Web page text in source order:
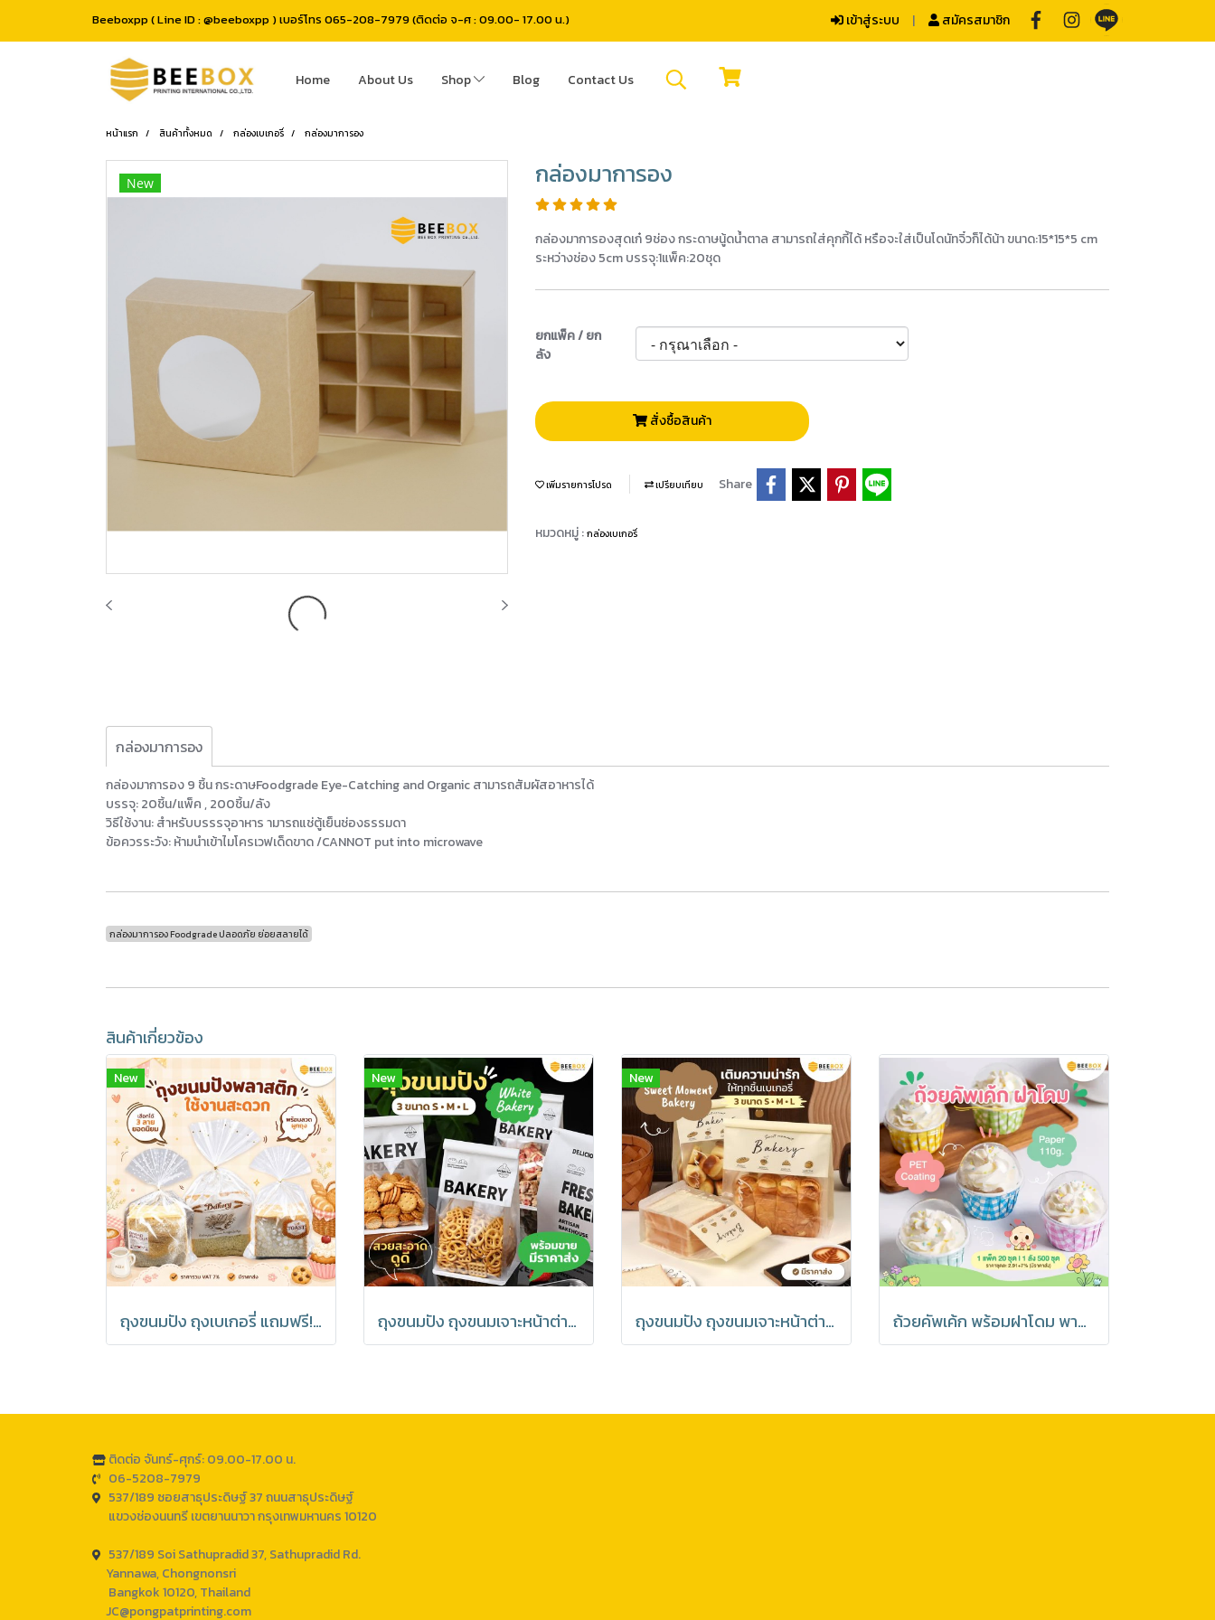
Beeboxpp ( Line ID : @beeboxpp ) เบอร์โทร 065-208-7979 (ติดต่อ จ-ศ : 09.00- 17.00 น.) เข้าสู่ระบบ สมัครสมาชิก
Home About Us Shop Blog Contact Us
หน้าแรก สินค้าทั้งหมด กล่องเบเกอรี่ กล่องมาการอง
New กล่องมาการอง
กล่องมาการองสุดเก๋ 9ช่อง กระดาษนู้ดน้ำตาล สามารถใส่คุกกี้ได้ หรือจะใส่เป็นโดนัทจิ๋วก็ได้น้า ขนาด:15*15*5 cm
ระหว่างช่อง 5cm บรรจุ:1แพ็ค:20ชุด
ยกแพ็ค / ยก
ลัง
สั่งซื้อสินค้า
เพิ่มรายการโปรด เปรียบเทียบ Share
หมวดหมู่ : กล่องเบเกอรี่
กล่องมาการอง
กล่องมาการอง 9 ชิ้น กระดาษFoodgrade Eye-Catching and Organic สามารถสัมผัสอาหารได้
บรรจุ: 20ชิ้น/แพ็ค , 200ชิ้น/ลัง
วิธีใช้งาน: สำหรับบรรรจุอาหาร ามารถแช่ตู้เย็นช่องธรรมดา
ข้อควรระวัง: ห้ามนำเข้าไมโครเวฟเด็ดขาด /CANNOT put into microwave
กล่องมาการอง Foodgrade ปลอดภัย ย่อยสลายได้
สินค้าเกี่ยวข้อง
New
ถุงขนมปัง ถุงเบเกอรี่ แถมฟรี! ลวดปิดปากถุง มีราคาส่ง (1 แพค 50 ชิ้น)
New
ถุงขนมปัง ถุงขนมเจาะหน้าต่าง ถุงเบเกอรี่ ซองขนม เจาะหน้าต่าง พร้อมลวดรัดที่ปากถุง ลาย Bakery มีราคาส่ง (1แพ็ค : 20 ชิ้น)
New
ถุงขนมปัง ถุงขนมเจาะหน้าต่าง ถุงเบเกอรี่ ซองขนม เจาะหน้าต่าง พร้อมลวดรัดที่ปากถุง มีราคาส่ง (1แพ็ค : 20 ชิ้น) ถ้วยคัพเค้ก พร้อมฝาโดม พาสเทล อบได้ มีราคาส่ง (1 แพค 20 ชุด)
ติดต่อ จันทร์-ศุกร์: 09.00-17.00 น.
06-5208-7979
537/189 ซอยสาธุประดิษฐ์ 37 ถนนสาธุประดิษฐ์
แขวงช่องนนทรี เขตยานนาวา กรุงเทพมหานคร 10120
537/189 Soi Sathupradid 37, Sathupradid Rd.
Yannawa, Chongnonsri
Bangkok 10120, Thailand
JC@pongpatprinting.com